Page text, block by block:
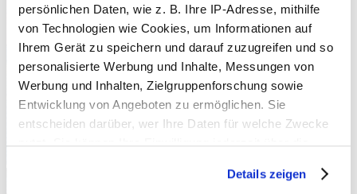
persönlichen Daten, wie z. B. Ihre IP-Adresse, mithilfe
von Technologien wie Cookies, um Informationen auf
Ihrem Gerät zu speichern und darauf zuzugreifen und so
personalisierte Werbung und Inhalte, Messungen von
Werbung und Inhalten, Zielgruppenforschung sowie
Entwicklung von Angeboten zu ermöglichen. Sie
entscheiden darüber, wer Ihre Daten für welche Zwecke
nutzt. Sie können Ihre Einwilligung jederzeit über die
Trigger Symbol ändern oder widerrufen
Details zeigen